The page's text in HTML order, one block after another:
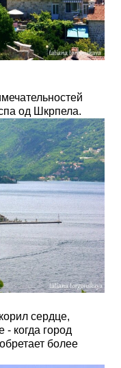
од Шкрпела.
сердце,
- когда город
более